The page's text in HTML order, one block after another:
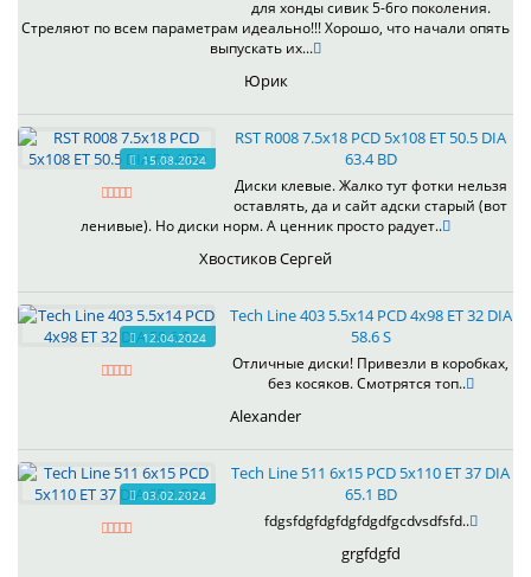
для хонды сивик 5-6го поколения.
Стреляют по всем параметрам идеально!!! Хорошо, что начали опять
выпускать их...
Юрик
15.08.2024
RST R008 7.5x18 PCD 5x108 ET 50.5 DIA
63.4 BD
Диски клевые. Жалко тут фотки нельзя
оставлять, да и сайт адски старый (вот
ленивые). Но диски норм. А ценник просто радует..
Хвостиков Сергей
12.04.2024
Tech Line 403 5.5x14 PCD 4x98 ET 32 DIA
58.6 S
Отличные диски! Привезли в коробках,
без косяков. Смотрятся топ..
Alexander
03.02.2024
Tech Line 511 6x15 PCD 5x110 ET 37 DIA
65.1 BD
fdgsfdgfdgfdgfdgdfgcdvsdfsfd..
grgfdgfd